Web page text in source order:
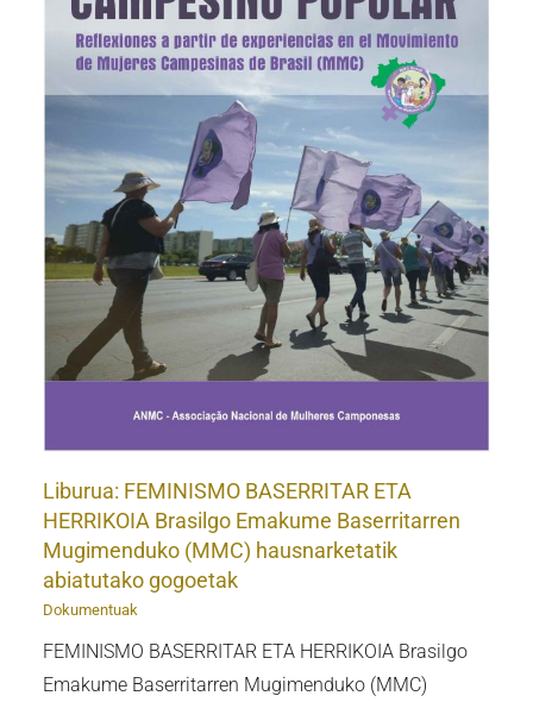
Liburua: FEMINISMO BASERRITAR ETA
HERRIKOIA Brasilgo Emakume Baserritarren
Mugimenduko (MMC) hausnarketatik
abiatutako gogoetak
Dokumentuak
FEMINISMO BASERRITAR ETA HERRIKOIA Brasilgo
Emakume Baserritarren Mugimenduko (MMC)